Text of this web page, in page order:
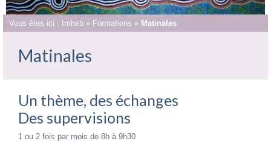
Vous êtes ici : Imheb » Formations » Matinales
Matinales
Un thème, des échanges
Des supervisions
1 ou 2 fois par mois de 8h à 9h30